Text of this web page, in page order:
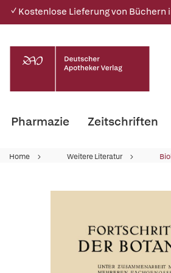
✓ Kostenlose Lieferung von
Pharmazie Zeitschriften
Home Weitere Literatur